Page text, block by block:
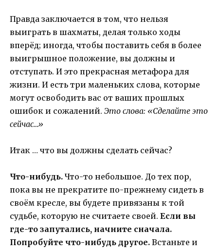
Правда заключается в том, что нельзя
выиграть в шахматы, делая только ходы
вперёд; иногда, чтобы поставить себя в более
выигрышное положение, вы должны и
отступать. И это прекрасная метафора для
жизни. И есть три маленьких слова, которые
могут освободить вас от ваших прошлых
ошибок и сожалений. Это слова: «Сделайте это
сейчас…»
Итак … что вы должны сделать сейчас?
Что-нибудь. Что-то небольшое. До тех пор,
пока вы не прекратите по-прежнему сидеть в
своём кресле, вы будете привязаны к той
судьбе, которую не считаете своей. Если вы
где-то запутались, начните сначала.
Попробуйте что-нибудь другое. Встаньте и